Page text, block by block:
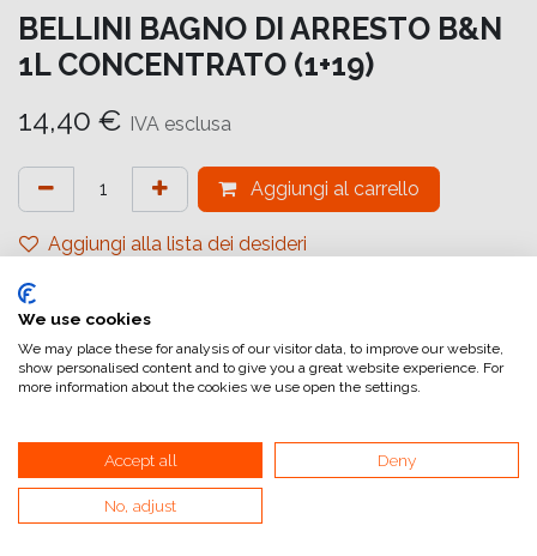
BELLINI BAGNO DI ARRESTO B&N
1L CONCENTRATO (1+19)
14,40 € IVA esclusa
Aggiungi al carrello
Aggiungi alla lista dei desideri
attualmente non a magazzino
Riferimento interno:BWSTOP 1
Collegamenti utili
We use cookies
We may place these for analysis of our visitor data, to improve our website,
show personalised content and to give you a great website experience. For
more information about the cookies we use open the settings.
Accept all Deny
No, adjust